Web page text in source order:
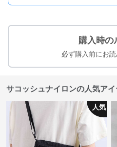
購入時の
必ず購入前にお読
サコッシュナイロンの人気アイ
人気